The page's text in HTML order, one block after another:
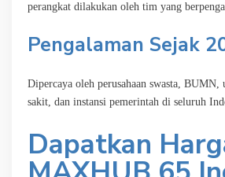
perangkat dilakukan oleh tim yang
Pengalaman Sejak
Dipercaya oleh perusahaan swasta, BUMN,
sakit, dan instansi pemerintah di seluruh
Dapatkan